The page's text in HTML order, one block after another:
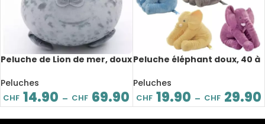
Peluche de Lion de mer, doux
cm
Peluches
CHF 14.90 – CHF 69.90
Peluche éléphant doux, 40 à
Peluches
CHF 19.90 – CHF 29.90